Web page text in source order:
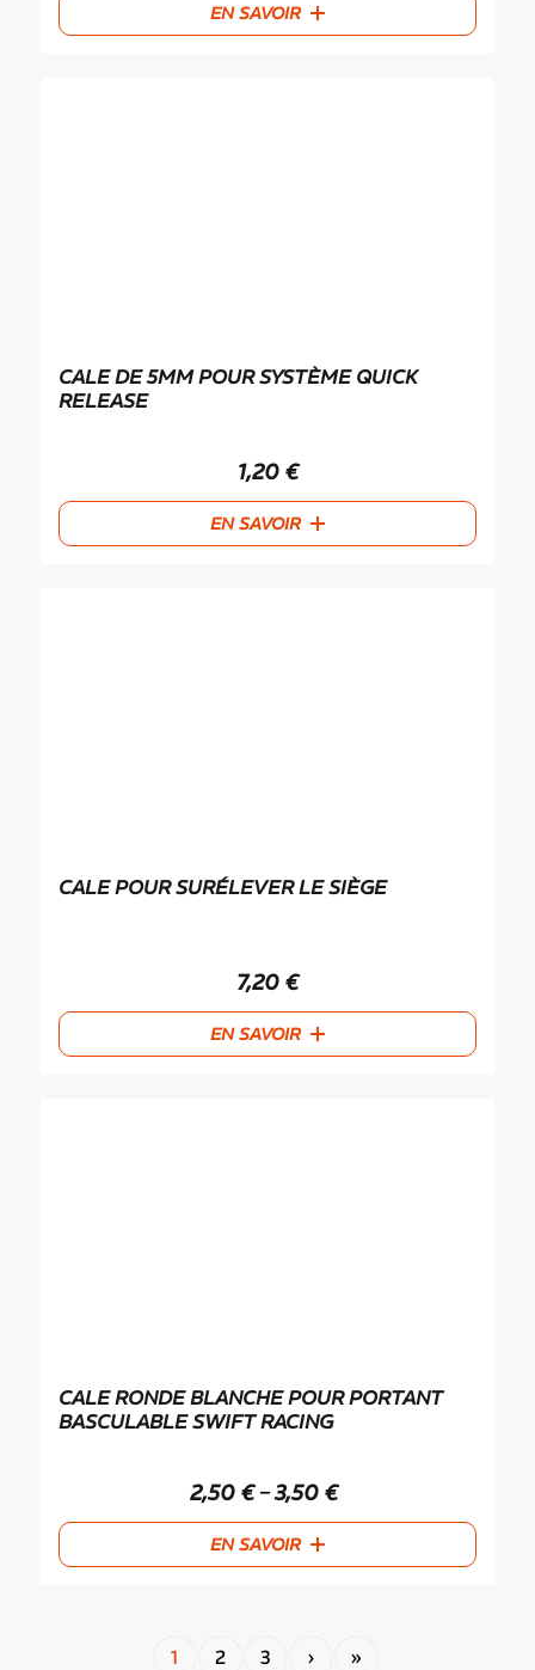
EN SAVOIR
EN SAVOIR
CALE DE 5MM POUR SYSTÈME QUICK
RELEASE
1,20 €
EN SAVOIR
CALE POUR SURÉLEVER LE SIÈGE
7,20 €
EN SAVOIR
CALE RONDE BLANCHE POUR PORTANT
BASCULABLE SWIFT RACING
2,50€ – 3,50€
1 2 3 › »